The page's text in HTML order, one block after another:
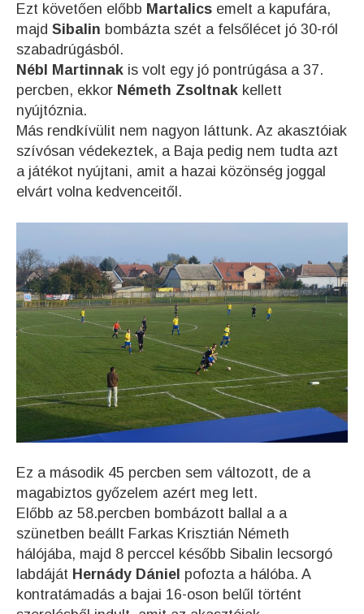
Ezt követően előbb Martalics emelt a kapufára,
majd Sibalin bombázta szét a felsőlécet jó 30-ról
szabadrúgásból.
Nébl Martinnak is volt egy jó pontrúgása a 37.
percben, ekkor Németh Zsoltnak kellett
nyújtóznia.
Más rendkívülit nem nagyon láttunk. Az akasztóiak
szívósan védekeztek, a Baja pedig nem tudta azt
a játékot nyújtani, amit a hazai közönség joggal
elvárt volna kedvenceitől.
Ez a második 45 percben sem változott, de a
magabiztos győzelem azért meg lett.
Előbb az 58.percben bombázott ballal a a
szünetben beállt Farkas Krisztián Németh
hálójába, majd 8 perccel később Sibalin lecsorgó
labdáját Hernády Dániel pofozta a hálóba. A
kontratámadás a bajai 16-oson belűl történt